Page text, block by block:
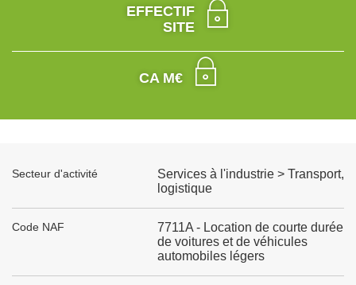
EFFECTIF
SITE
CA M€
Secteur d'activité
Services à l'industrie > Transport,
logistique
Code NAF
7711A - Location de courte durée
de voitures et de véhicules
automobiles légers